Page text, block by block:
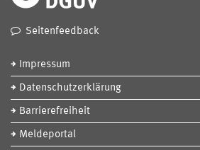
Seitenfeedback
Impressum
Datenschutzerklärung
Barrierefreiheit
Meldeportal